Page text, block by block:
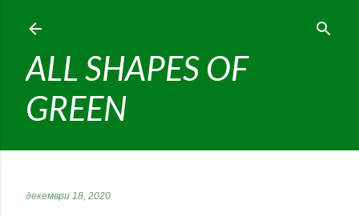
Пропускане към основното съдържание
ALL SHAPES OF
GREEN
декември 18, 2020